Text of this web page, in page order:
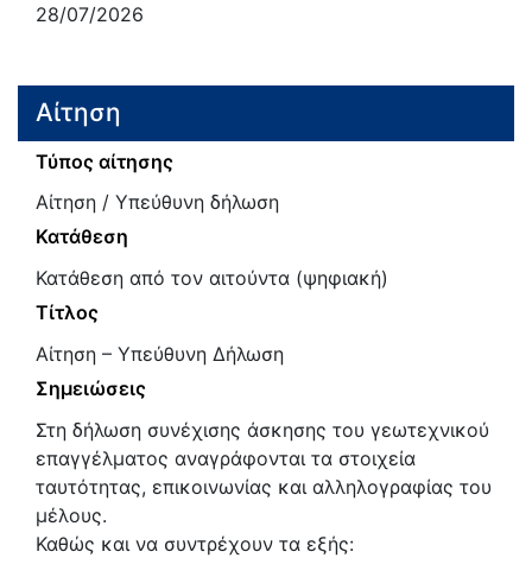
28/07/2026
Αίτηση
Τύπος αίτησης
Αίτηση / Υπεύθυνη δήλωση
Κατάθεση
Κατάθεση από τον αιτούντα (ψηφιακή)
Τίτλος
Αίτηση – Υπεύθυνη Δήλωση
Σημειώσεις
Στη δήλωση συνέχισης άσκησης του γεωτεχνικού
επαγγέλματος αναγράφονται τα στοιχεία
ταυτότητας, επικοινωνίας και αλληλογραφίας του
μέλους.
Καθώς και να συντρέχουν τα εξής: